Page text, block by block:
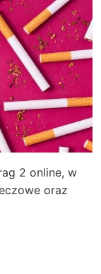
2 online, w
oraz